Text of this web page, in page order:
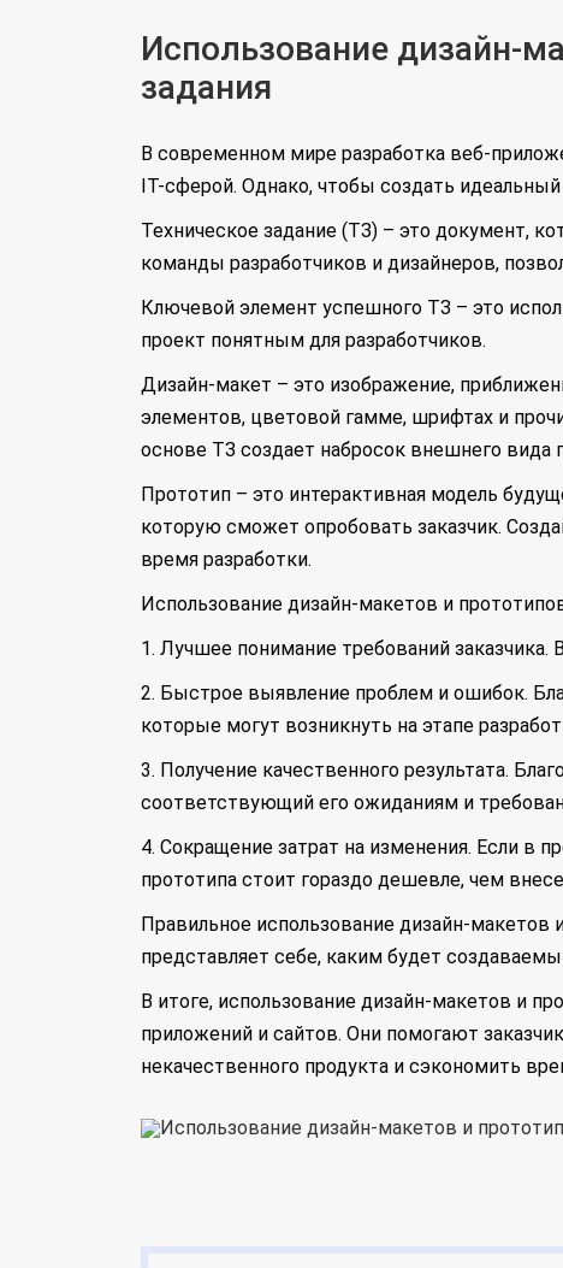
Использование дизайн-
задания
В современном мире разработка веб-
IT-сферой. Однако, чтобы создать
Техническое задание (ТЗ) – это документ,
команды разработчиков и дизайнеров,
Ключевой элемент успешного ТЗ – это
проект понятным для разработчиков.
Дизайн-макет – это изображение,
элементов, цветовой гамме, шрифтах и
основе ТЗ создает набросок внешнего вида
Прототип – это интерактивная модель
которую сможет опробовать заказчик.
время разработки.
Использование дизайн-макетов и
1. Лучшее понимание требований заказчика.
2. Быстрое выявление проблем и ошибок.
которые могут возникнуть на этапе
3. Получение качественного результата.
соответствующий его ожиданиям и
4. Сокращение затрат на изменения. Если в
прототипа стоит гораздо дешевле, чем
Правильное использование дизайн-макетов
представляет себе, каким будет
В итоге, использование дизайн-макетов и
приложений и сайтов. Они помогают
некачественного продукта и сэкономить